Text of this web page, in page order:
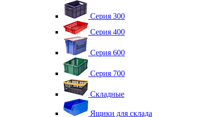
Серия 300
Серия 400
Серия 600
Серия 700
Складные
Ящики для склада